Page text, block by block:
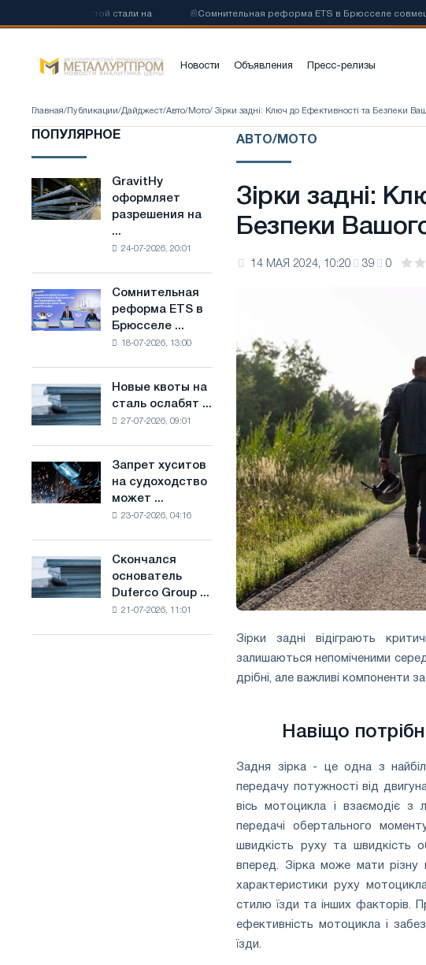
стали на Сомнительная реформа ETS в Брюсселе совмещает
Новости Объявления Пресс-релизы
Главная/ Публикации/Дайджест/Авто/Мото/ Зірки задні: Ключ до Ефективності та Безпеки
ПОПУЛЯРНОЕ
GravitHy
оформляет
разрешения
строительство
производству
низкоуглеродистой
основе
водорода
Франции
GravitHy
оформляет
разрешения на
...
24-07-2026, 20:01
Сомнительная
реформа
ETS
отраслевые
ограничения
амбициями
по
борьбе
с
Сомнительная
реформа ETS в
Брюсселе ...
18-07-2026, 13:00
Новые
квоты
на
конкуренцию
в
Новые квоты на
сталь ослабят ...
27-07-2026, 09:01
Запрет
хуситов
на
импорт
Саудовской
Запрет хуситов
на судоходство
может ...
23-07-2026, 04:16
Скончался
основатель
Duferco
Скончался
основатель
Duferco Group ...
21-07-2026, 11:01
АВТО/МОТО
Зірки задні:
Безпеки
14 МАЯ 2024, 10:20 39 0
Зірки задні відіграють
залишаються непоміченими
дрібні, але важливі компоненти
Навіщо
Задня зірка - це одна з
передачу потужності від
вісь мотоцикла і взаємодіє з
передачі обертального
швидкість руху та швидкість
вперед. Зірка може мати різну
характеристики руху
стилю їзди та інших факторів.
ефективність мотоцикла і
їзди.